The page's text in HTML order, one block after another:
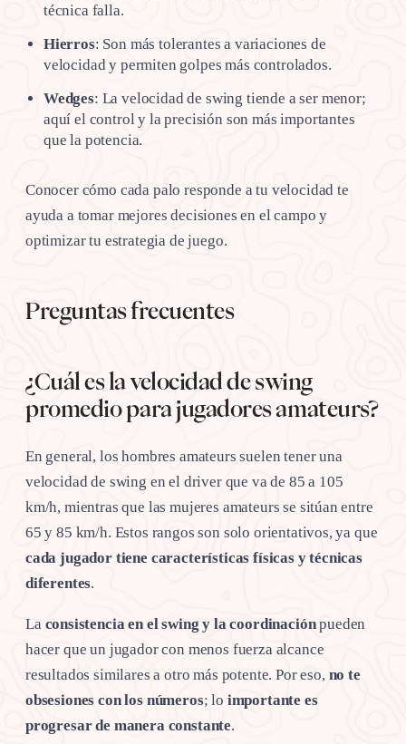
técnica falla.
Hierros: Son más tolerantes a variaciones de
velocidad y permiten golpes más controlados.
Wedges: La velocidad de swing tiende a ser menor;
aquí el control y la precisión son más importantes
que la potencia.
Conocer cómo cada palo responde a tu velocidad te
ayuda a tomar mejores decisiones en el campo y
optimizar tu estrategia de juego.
Preguntas frecuentes
¿Cuál es la velocidad de swing
promedio para jugadores amateurs?
En general, los hombres amateurs suelen tener una
velocidad de swing en el driver que va de 85 a 105
km/h, mientras que las mujeres amateurs se sitúan entre
65 y 85 km/h. Estos rangos son solo orientativos, ya que
cada jugador tiene características físicas y técnicas
diferentes.
La consistencia en el swing y la coordinaciónpueden
hacer que un jugador con menos fuerza alcance
resultados similares a otro más potente. Por eso, no te
obsesiones con los números; lo importante es
progresar de manera constante.